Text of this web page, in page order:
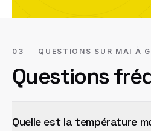
03 QUESTIONS SUR MAI À
Questions
Quelle est la température